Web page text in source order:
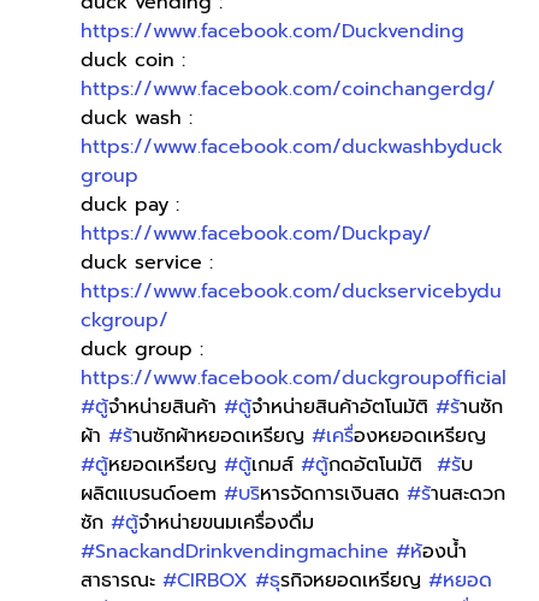
https://www.facebook.com/Duckvending
duck coin :
https://www.facebook.com/coinchangerdg/
duck wash :
https://www.facebook.com/duckwashbyduck
group
duck pay :
https://www.facebook.com/Duckpay/
duck service :
https://www.facebook.com/duckservicebydu
ckgroup/
duck group :
https://www.facebook.com/duckgroupofficial
#ตู้จำหน่ายสินค้า #ตู้จำหน่ายสินค้าอัตโนมัติ #ร้านซัก
ผ้า #ร้านซักผ้าหยอดเหรียญ #เครื่องหยอดเหรียญ
#ตู้หยอดเหรียญ #ตู้เกมส์ #ตู้กดอัตโนมัติ #รับ
ผลิตแบรนด์oem #บริหารจัดการเงินสด #ร้านสะดวก
ซัก #ตู้จำหน่ายขนมเครื่องดื่ม
#SnackandDrinkvendingmachine #ห้องน้ำ
สาธารณะ #CIRBOX #ธุรกิจหยอดเหรียญ #หยอด